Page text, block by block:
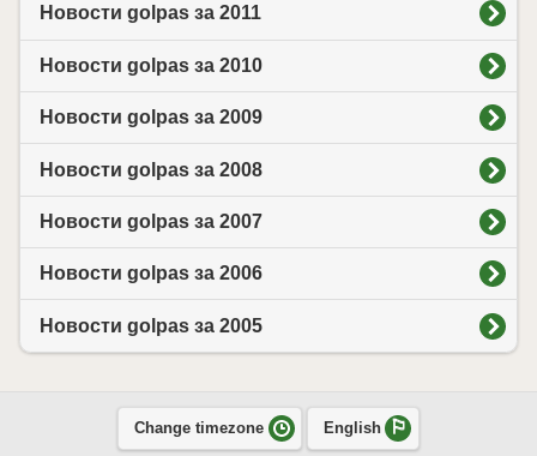
Новости golpas за 2011
Новости golpas за 2010
Новости golpas за 2009
Новости golpas за 2008
Новости golpas за 2007
Новости golpas за 2006
Новости golpas за 2005
Change timezone English